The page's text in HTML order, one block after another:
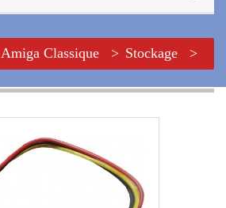
Amiga Classique > Stockage
>